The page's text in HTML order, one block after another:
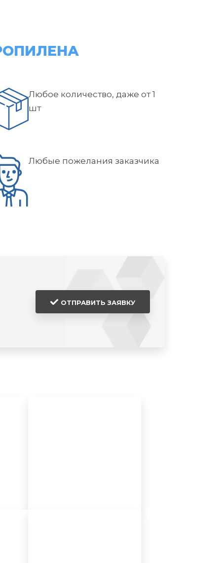
Любое количество, даже от 1
шт
Любые пожелания заказчика
ОТПРАВИТЬ ЗАЯВКУ